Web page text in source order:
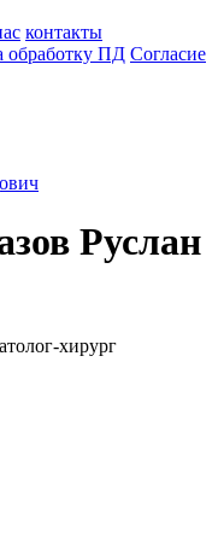
контакты
обработку ПД Согласие
Руслан
хирург